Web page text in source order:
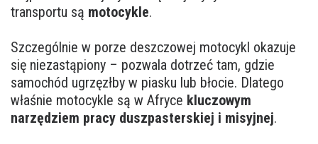
transportu są motocykle.
Szczególnie w porze deszczowej motocykl okazuje
się niezastąpiony – pozwala dotrzeć tam, gdzie
samochód ugrzęzłby w piasku lub błocie. Dlatego
właśnie motocykle są w Afryce kluczowym
narzędziem pracy duszpasterskiej i misyjnej.